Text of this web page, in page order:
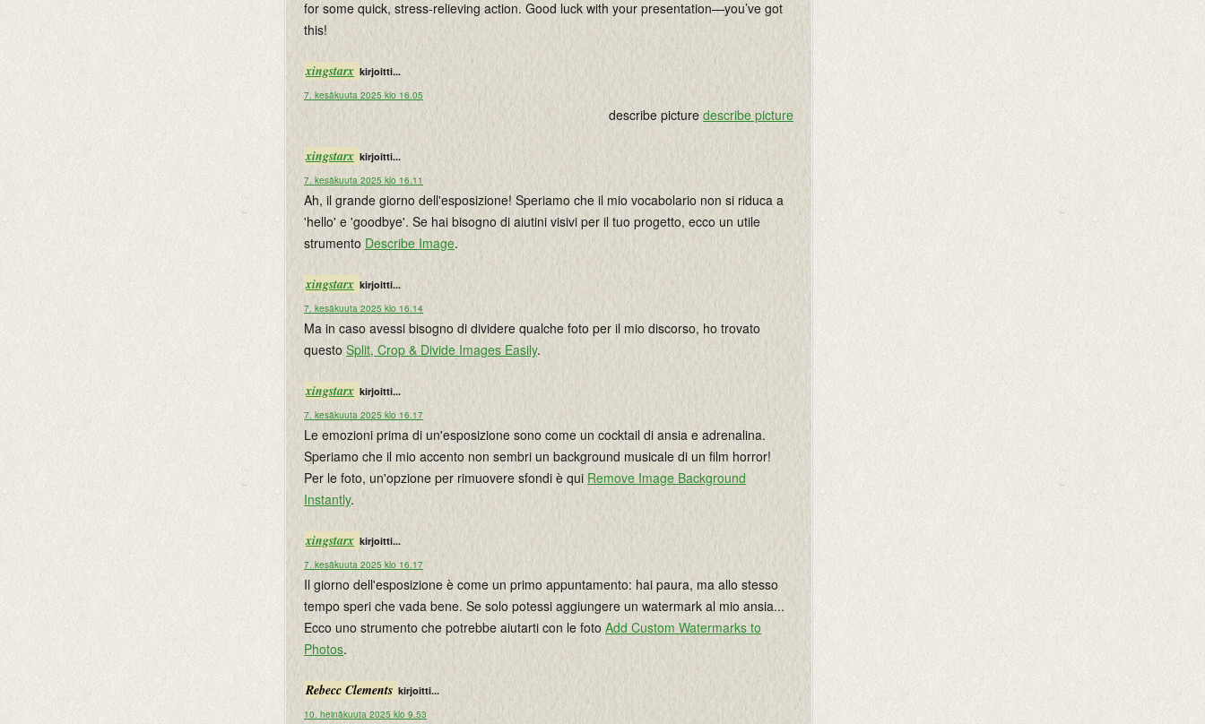
for some quick, stress-relieving action. Good luck with your presentation—you’ve got
this!
xingstarx kirjoitti...
7. kesäkuuta 2025 klo 16.05
describe picture describe picture
xingstarx kirjoitti...
7. kesäkuuta 2025 klo 16.11
Ah, il grande giorno dell'esposizione! Speriamo che il mio vocabolario non si riduca a
'hello' e 'goodbye'. Se hai bisogno di aiutini visivi per il tuo progetto, ecco un utile
strumento Describe Image.
xingstarx kirjoitti...
7. kesäkuuta 2025 klo 16.14
Ma in caso avessi bisogno di dividere qualche foto per il mio discorso, ho trovato
questo Split, Crop & Divide Images Easily.
xingstarx kirjoitti...
7. kesäkuuta 2025 klo 16.17
Le emozioni prima di un'esposizione sono come un cocktail di ansia e adrenalina.
Speriamo che il mio accento non sembri un background musicale di un film horror!
Per le foto, un'opzione per rimuovere sfondi è qui Remove Image Background
Instantly.
xingstarx kirjoitti...
7. kesäkuuta 2025 klo 16.17
Il giorno dell'esposizione è come un primo appuntamento: hai paura, ma allo stesso
tempo speri che vada bene. Se solo potessi aggiungere un watermark al mio ansia...
Ecco uno strumento che potrebbe aiutarti con le foto Add Custom Watermarks to
Photos.
Rebecc Clements kirjoitti...
10. heinäkuuta 2025 klo 9.53